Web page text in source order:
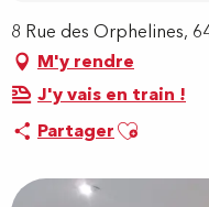
8 Rue des Orphelines,
M'y rendre
J'y vais en train !
PartagerAjouter aux